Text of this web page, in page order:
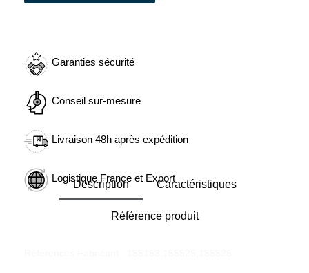
Garanties sécurité
Conseil sur-mesure
Livraison 48h après expédition
Logistique France et Export
Description Caractéristiques
Référence produit